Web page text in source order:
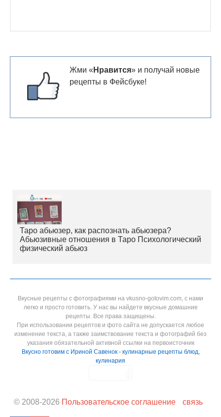
Жми « Нравится» и получай новые
рецепты в Фейсбуке!
Таро абьюзер, как распознать абьюзера?
Абьюзивные отношения в Таро Психологический
физический абьюз
Вкусные рецепты с фотографиями на vkusno-gotovim.com, с нами
легко и просто готовить. У нас вы найдете вкусные домашние
рецепты. Все права защищены.
При использовании рецептов и фото сайта не допускается любое
изменение текста, а также заимствование текста и фотографий без
указания обязательной активной ссылки на первоисточник
Вкусно готовим с Ириной Савенок - кулинарные рецепты блюд,
кулинария
© 2008-2026 Пользовательское соглашение связь